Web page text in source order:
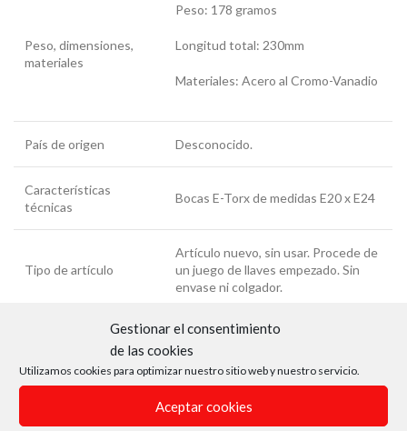
Gestionar el consentimiento
de las cookies
Utilizamos cookies para optimizar nuestro sitio web y nuestro servicio.
Aceptar cookies
Peso, dimensiones,
materiales
Peso: 178 gramos
Longitud total: 230mm
Materiales: Acero al Cromo-Vanadio
País de origen Desconocido.
Características
técnicas
Bocas E-Torx de medidas E20 x E24
Tipo de artículo
Artículo nuevo, sin usar. Procede de
un juego de llaves empezado. Sin
envase ni colgador.
Desconocidos
Aplicaciones por
Cambiar tornillos de cabeza torx